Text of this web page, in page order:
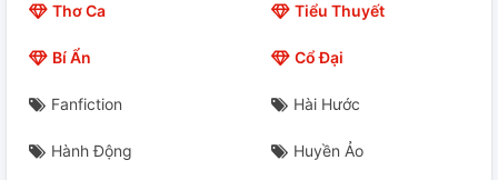
Thơ Ca Tiểu Thuyết
Bí Ẩn Cổ Đại
Fanfiction Hài Hước
Hành Động Huyền Ảo